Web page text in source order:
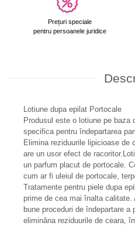
Prețuri speciale
pentru persoanele juridice
Lotiune dupa epilat Portocale
Produsul este o lotiune pe baza
specifica pentru îndepartarea
Elimina reziduurile lipicioase de
are un usor efect de
un parfum placut de portocale.
cum ar fi uleiul de portocale,
Tratamente pentru piele dupa
prime de cea mai înalta
bune proceduri de îndepartare a
eliminâna reziduurile de ceara,